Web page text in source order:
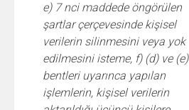
e) 7 nci maddede öngörülen
şartlar çerçevesinde kişisel
verilerin silinmesini veya yok
edilmesini isteme, f) (d) ve (e)
bentleri uyarınca yapılan
işlemlerin, kişisel verilerin